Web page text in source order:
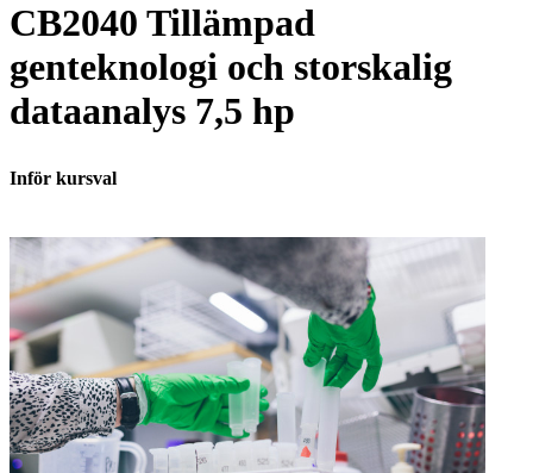
CB2040 Tillämpad
genteknologi och storskalig
dataanalys 7,5 hp
Inför kursval